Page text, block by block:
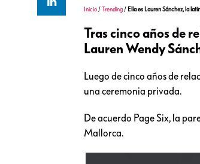
Inicio /Trending / Ella es Lauren Sánchez, la
Tras cinco años de
Lauren Wendy
Luego de cinco años de
una ceremonia privada.
De acuerdo Page Six, la
Mallorca.